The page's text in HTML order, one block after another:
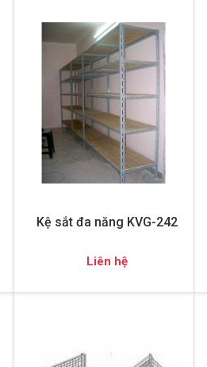
Kệ sắt đa năng KVG-242
Liên hệ